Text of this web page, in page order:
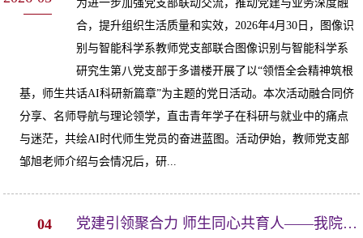
为进一步加强党支部联动交流，推动党建与业务深度融
合，提升组织生活质量和实效，2026年4月30日，图像识
别与智能科学系教师党支部联合图像识别与智能科学系
研究生第八党支部于多谱楼开展了以“领悟全会精神筑根
基，师生共话AI科研新篇章”为主题的党日活动。本次活动融合同侪
分享、名师导航与理论领学，直击青年学子在科研与就业中的痛点
与迷茫，共绘AI时代师生党员的奋进蓝图。活动伊始，教师党支部
邹旭老师介绍与会情况后，研...
04
党建引领聚合力 师生同心共育人——我院自主智能与智能控制系开展师生党支部联...